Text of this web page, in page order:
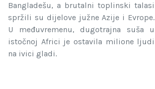
Bangladešu, a brutalni toplinski talasi
spržili su dijelove južne Azije i Evrope.
U međuvremenu, dugotrajna suša u
istočnoj Africi je ostavila milione ljudi
na ivici gladi.